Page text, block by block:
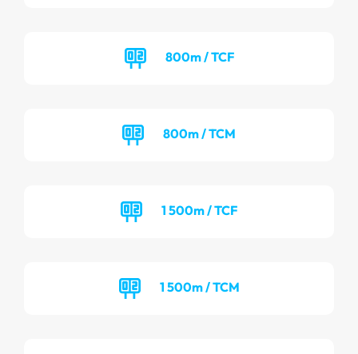
800m / TCF
800m / TCM
1 500m / TCF
1 500m / TCM